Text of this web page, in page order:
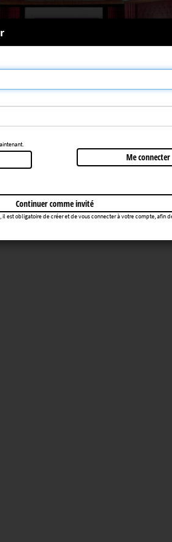
été trouvée
Me connecter
Continuer comme invité
est obligatoire de créer et de vous connecter à votre compte, afin